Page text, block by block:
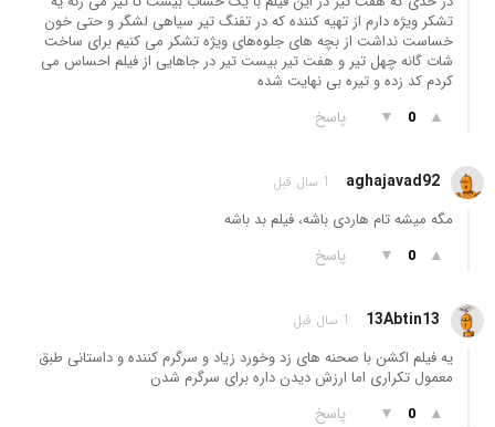
تشکر ویژه دارم از تهیه کننده که در تفنگ تیر سیاهی لشگر و حتی خون
خساست نداشت از بچه های جلوه‌های ویژه تشکر می کنیم برای ساخت
شات گانه چهل تیر و هفت تیر بیست تیر در جاهایی از فیلم احساس می
کردم کد زده و تیره بی نهایت شده
▲
0
▼ پاسخ
aghajavad92 1 سال قبل
مگه میشه تام هاردی باشه، فیلم بد باشه
▲
0
▼ پاسخ
13Abtin13 1 سال قبل
یه فیلم اکشن با صحنه های زد وخورد زیاد و سرگرم کننده و داستانی طبق
معمول تکراری اما ارزش دیدن داره برای سرگرم شدن
▲
0
▼ پاسخ